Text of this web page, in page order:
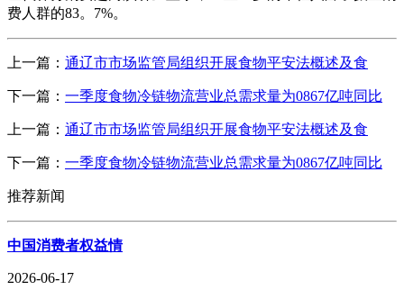
费人群的83。7%。
上一篇： 通辽市市场监管局组织开展食物平安法概述及食
下一篇： 一季度食物冷链物流营业总需求量为0867亿吨同比
上一篇： 通辽市市场监管局组织开展食物平安法概述及食
下一篇： 一季度食物冷链物流营业总需求量为0867亿吨同比
推荐新闻
中国消费者权益情
2026-06-17